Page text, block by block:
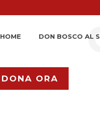
HOME DON BOSCO AL
DONA ORA